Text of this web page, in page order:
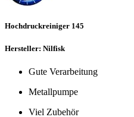
Hochdruckreiniger 145
Hersteller: Nilfisk
Gute Verarbeitung
Metallpumpe
Viel Zubehör